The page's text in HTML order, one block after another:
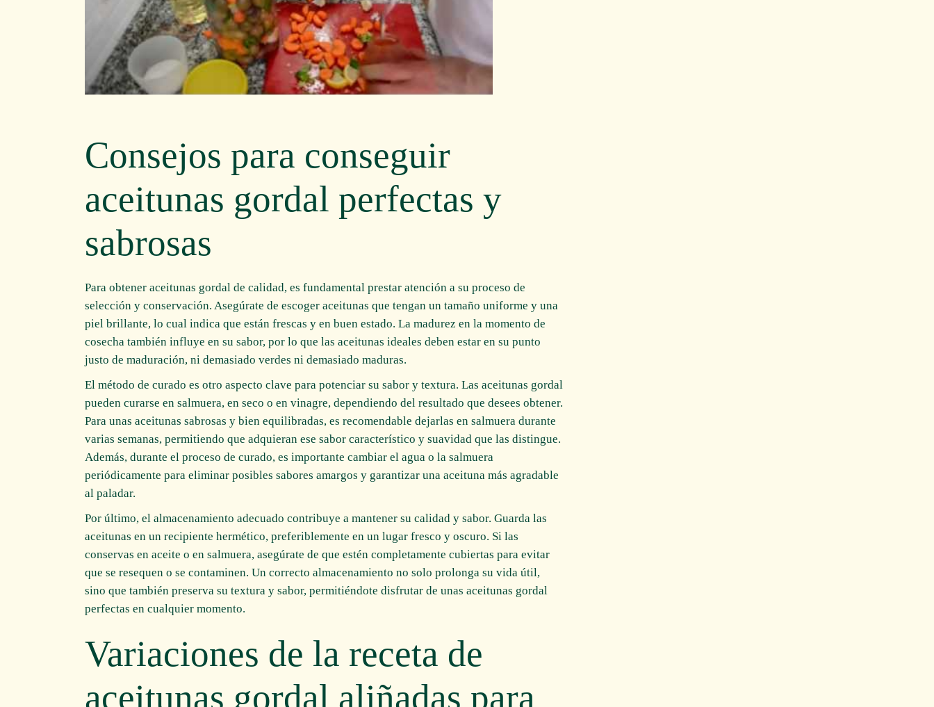
Consejos para conseguir
aceitunas gordal perfectas y
sabrosas
Para obtener aceitunas gordal de calidad, es fundamental prestar atención a su proceso de
selección y conservación. Asegúrate de escoger aceitunas que tengan un tamaño uniforme y una
piel brillante, lo cual indica que están frescas y en buen estado. La madurez en la momento de
cosecha también influye en su sabor, por lo que las aceitunas ideales deben estar en su punto
justo de maduración, ni demasiado verdes ni demasiado maduras.
El método de curado es otro aspecto clave para potenciar su sabor y textura. Las aceitunas gordal
pueden curarse en salmuera, en seco o en vinagre, dependiendo del resultado que desees obtener.
Para unas aceitunas sabrosas y bien equilibradas, es recomendable dejarlas en salmuera durante
varias semanas, permitiendo que adquieran ese sabor característico y suavidad que las distingue.
Además, durante el proceso de curado, es importante cambiar el agua o la salmuera
periódicamente para eliminar posibles sabores amargos y garantizar una aceituna más agradable
al paladar.
Por último, el almacenamiento adecuado contribuye a mantener su calidad y sabor. Guarda las
aceitunas en un recipiente hermético, preferiblemente en un lugar fresco y oscuro. Si las
conservas en aceite o en salmuera, asegúrate de que estén completamente cubiertas para evitar
que se resequen o se contaminen. Un correcto almacenamiento no solo prolonga su vida útil,
sino que también preserva su textura y sabor, permitiéndote disfrutar de unas aceitunas gordal
perfectas en cualquier momento.
Variaciones de la receta de
aceitunas gordal aliñadas para